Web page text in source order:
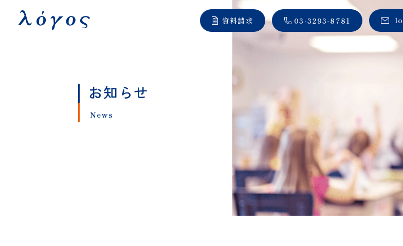
資料請求 03-3293-8781
お知らせ
News